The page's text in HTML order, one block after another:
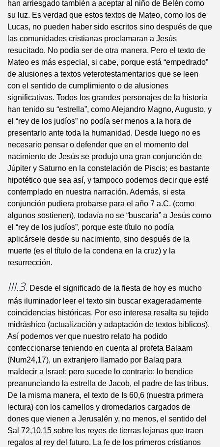
han arriesgado también a aceptar al niño de Belén como
su luz. Es verdad que estos textos de Mateo, como los de
Lucas, no pueden haber sido escritos sino después de que
las comunidades cristianas proclamaran a Jesús
resucitado. No podía ser de otra manera. Pero el texto de
Mateo es más especial, si cabe, porque está “empedrado”
de alusiones a textos veterotestamentarios que se leen
con el sentido de cumplimiento o de alusiones
significativas. Todos los grandes personajes de la historia
han tenido su “estrella”, como Alejandro Magno, Augusto, y
el “rey de los judíos” no podía ser menos a la hora de
presentarlo ante toda la humanidad. Desde luego no es
necesario pensar o defender que en el momento del
nacimiento de Jesús se produjo una gran conjunción de
Júpiter y Saturno en la constelación de Piscis; es bastante
hipotético que sea así, y tampoco podemos decir que esté
contemplado en nuestra narración. Además, si esta
conjunción pudiera probarse para el año 7 a.C. (como
algunos sostienen), todavía no se “buscaría” a Jesús como
el “rey de los judíos”, porque este título no podía
aplicársele desde su nacimiento, sino después de la
muerte (es el título de la condena en la cruz) y la
resurrección.
III.3. Desde el significado de la fiesta de hoy es mucho
más iluminador leer el texto sin buscar exageradamente
coincidencias históricas. Por eso interesa resalta su tejido
midráshico (actualización y adaptación de textos bíblicos).
Así podemos ver que nuestro relato ha podido
confeccionarse teniendo en cuenta al profeta Balaam
(Num24,17), un extranjero llamado por Balaq para
maldecir a Israel; pero sucede lo contrario: lo bendice
preanunciando la estrella de Jacob, el padre de las tribus.
De la misma manera, el texto de Is 60,6 (nuestra primera
lectura) con los camellos y dromedarios cargados de
dones que vienen a Jerusalén y, no menos, el sentido del
Sal 72,10.15 sobre los reyes de tierras lejanas que traen
regalos al rey del futuro. La fe de los primeros cristianos